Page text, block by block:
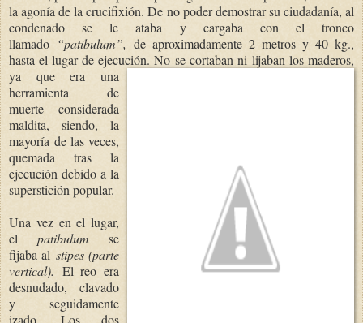
la agonía de la crucifixión. De no poder demostrar su ciudadanía, al
condenado se le ataba y cargaba con el tronco
llamado “patibulum”, de aproximadamente 2 metros y 40 kg.,
hasta el lugar de ejecución. No se cortaban ni lijaban los maderos,
ya que era una
herramienta de
muerte considerada
maldita, siendo, la
mayoría de las veces,
quemada tras la
ejecución debido a la
superstición popular.
Una vez en el lugar,
el patibulum se
fijaba al stipes (parte
vertical). El reo era
desnudado, clavado
y seguidamente
izado. Los dos